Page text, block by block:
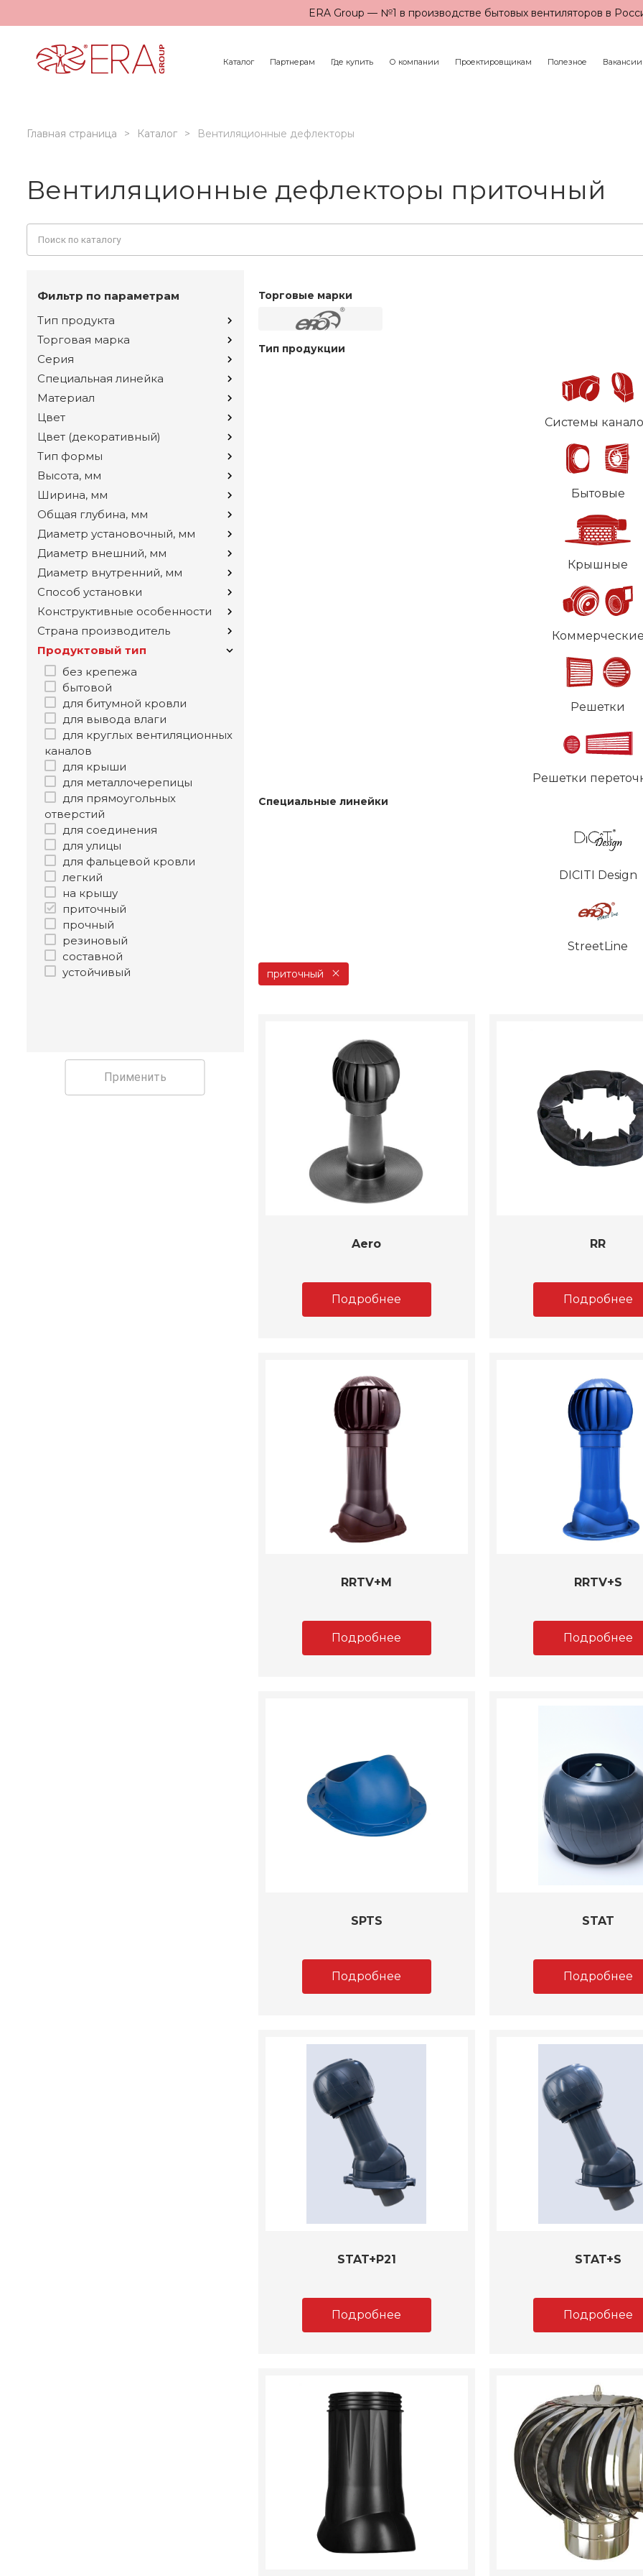
ERA Group — №1 в производстве бытовых вентиляторов в
Каталог Партнерам Где купить О компании Проектировщикам Полезное Вакансии
Главная страница Каталог Вентиляционные дефлекторы
Вентиляционные дефлекторы приточный
Фильтр по параметрам
Тип продукта
Торговая марка
Серия
Специальная линейка
Материал
Цвет
Цвет (декоративный)
Тип формы
Высота, мм
Ширина, мм
Общая глубина, мм
Диаметр установочный, мм
Диаметр внешний, мм
Диаметр внутренний, мм
Способ установки
Конструктивные особенности
Страна производитель
Продуктовый тип
без крепежа
бытовой
для битумной кровли
для вывода влаги
для круглых вентиляционных
каналов
для крыши
для металлочерепицы
для прямоугольных
отверстий
для соединения
для улицы
для фальцевой кровли
легкий
на крышу
приточный
прочный
резиновый
составной
устойчивый
Применить
Торговые марки
Тип продукции
Системы
Бытовые
Крышные
Решетки
Решетки
Специальные линейки
DICITI Design
StreetLine
приточный
Aero
Подробнее
RR
Подробнее
RRTV+M
Подробнее
RRTV+S
Подробнее
SPTS
Подробнее
STAT
Подробнее
STAT+P21
Подробнее
STAT+S
Подробнее